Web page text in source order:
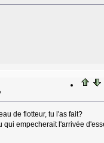
de flotteur, tu l'as fait?
empecherait l'arrivée